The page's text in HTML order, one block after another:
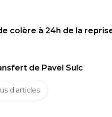
colère à 24h de la
de Pavel Sulc
d'articles